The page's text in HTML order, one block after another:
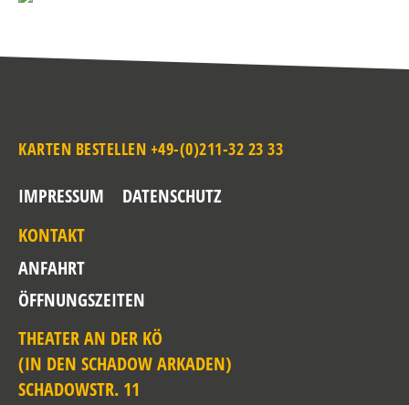
KARTEN BESTELLEN +49-(0)211-32 23 33
IMPRESSUM
DATENSCHUTZ
KONTAKT
ANFAHRT
ÖFFNUNGSZEITEN
THEATER AN DER KÖ
(IN DEN SCHADOW ARKADEN)
SCHADOWSTR. 11